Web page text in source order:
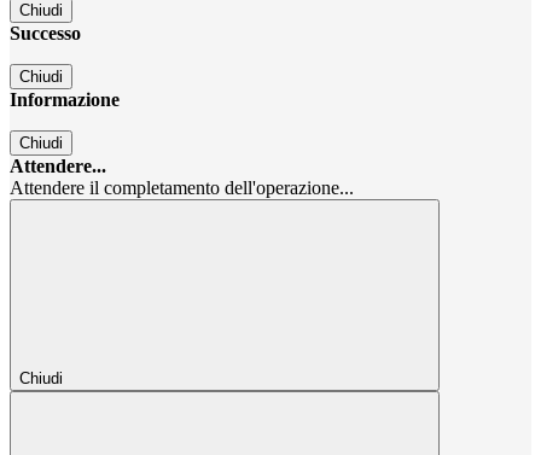
Chiudi
Successo
Chiudi
Informazione
Chiudi
Attendere...
Attendere il completamento dell'operazione...
Chiudi